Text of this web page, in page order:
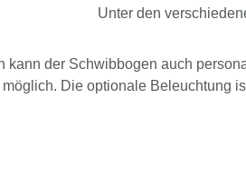
Unter den
kann der Schwibbogen auch
möglich. Die optionale Beleuchtung